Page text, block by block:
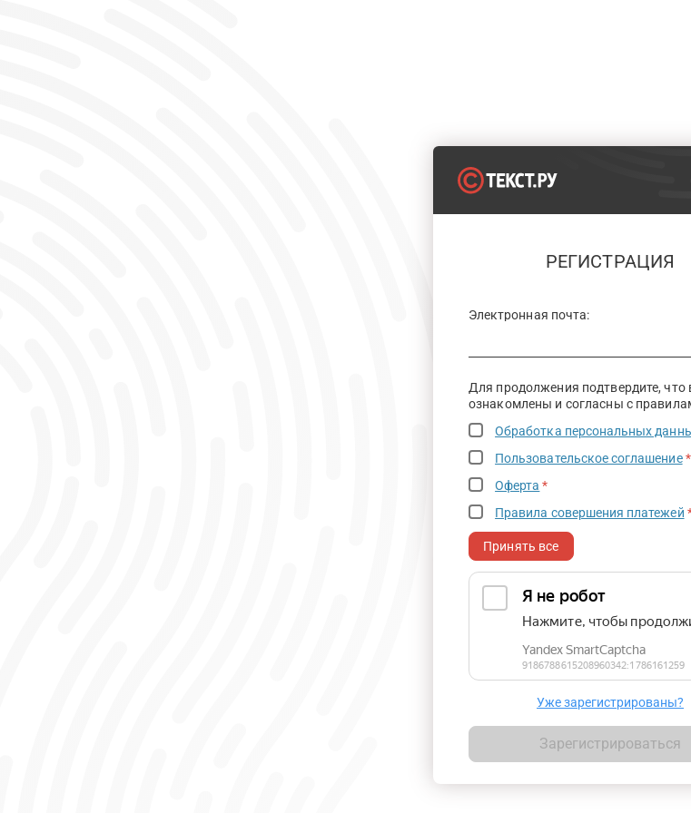
РЕГИСТРАЦИЯ
Электронная почта:
Для продолжения подтвердите, что
ознакомлены и согласны с
Обработка персональных
Пользовательское соглашение *
Оферта *
Правила совершения платежей
Принять все
Уже зарегистрированы?
Зарегистрироваться